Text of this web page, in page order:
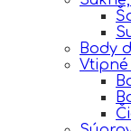
Body